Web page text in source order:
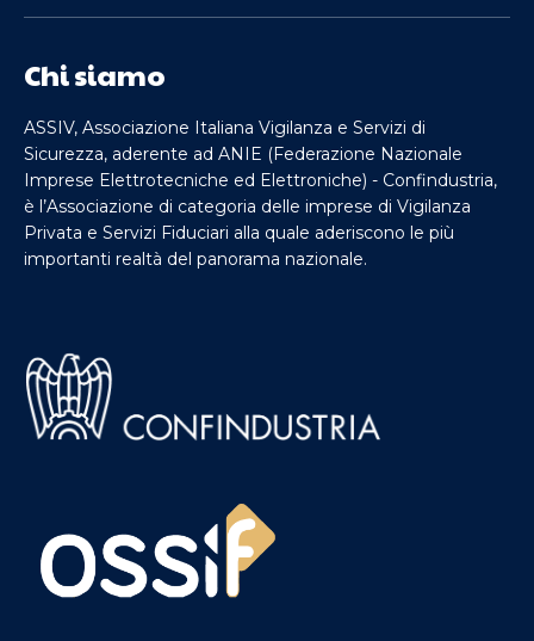
Chi siamo
ASSIV, Associazione Italiana Vigilanza e Servizi di
Sicurezza, aderente ad ANIE (Federazione Nazionale
Imprese Elettrotecniche ed Elettroniche) - Confindustria,
è l’Associazione di categoria delle imprese di Vigilanza
Privata e Servizi Fiduciari alla quale aderiscono le più
importanti realtà del panorama nazionale.